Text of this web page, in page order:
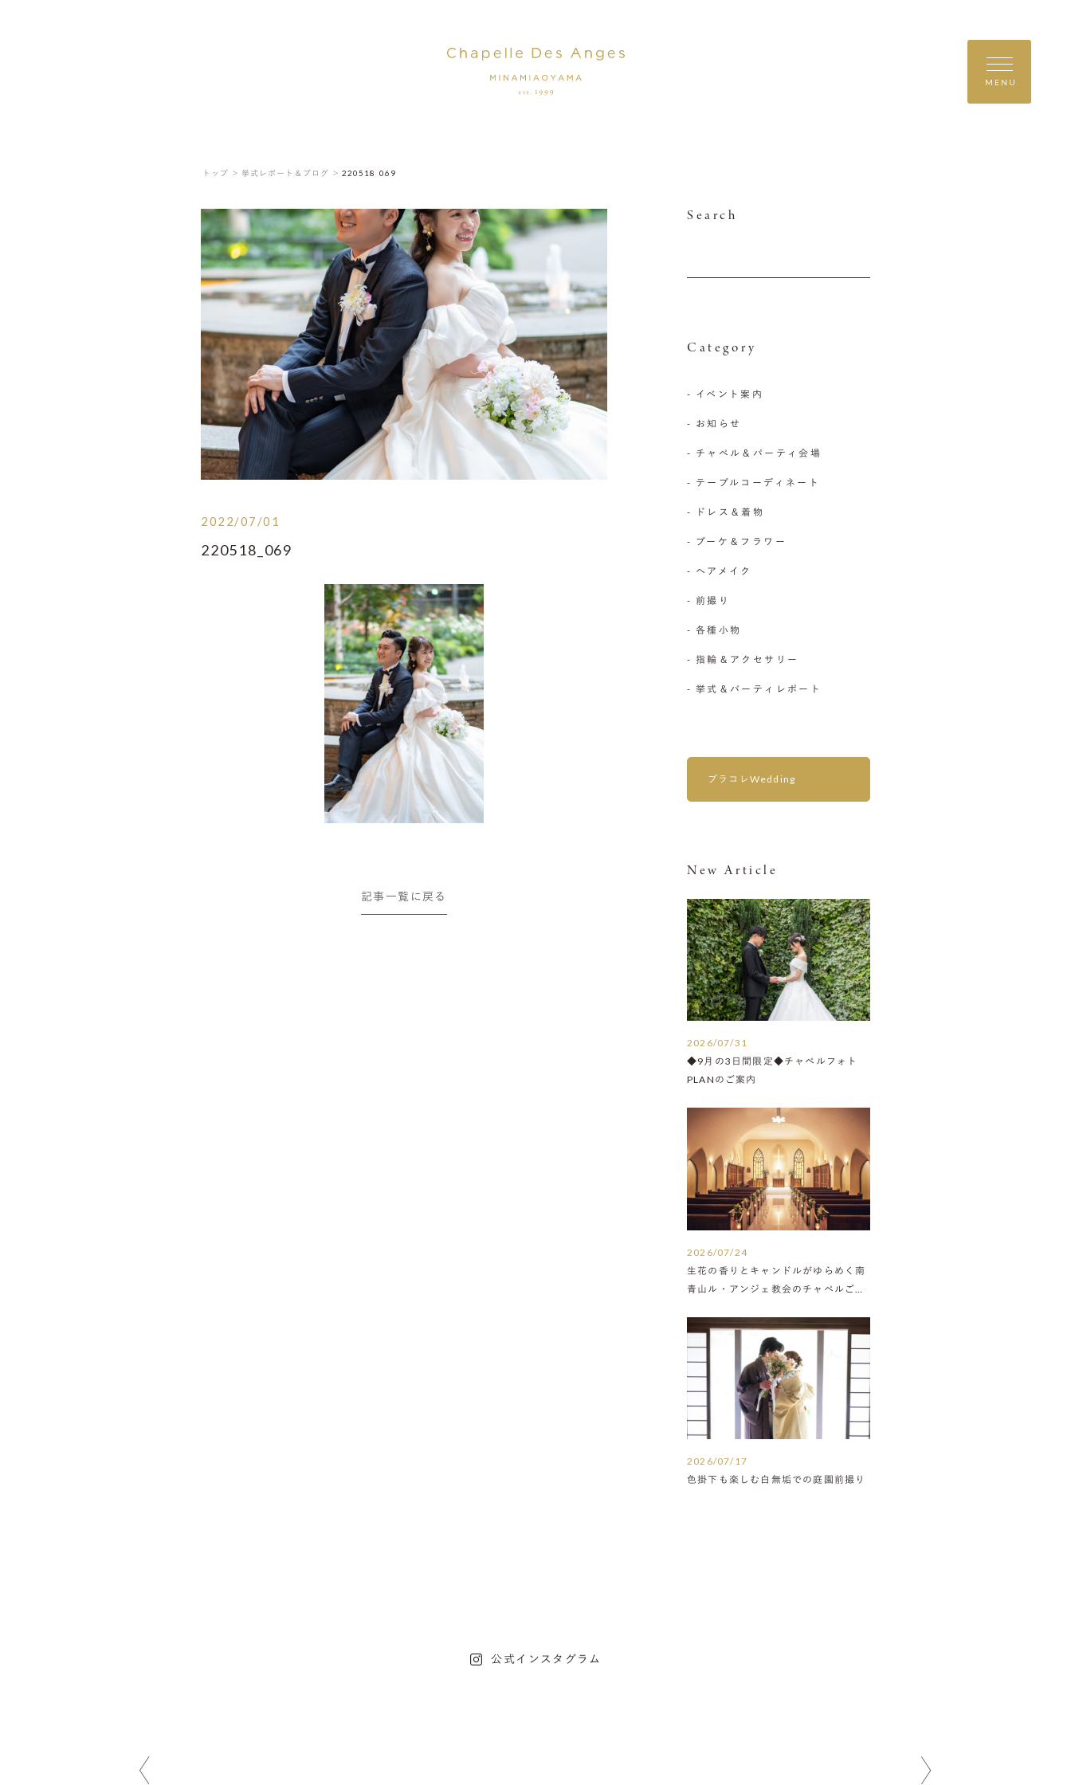
MENU
トップ ＞ 挙式レポート＆ブログ ＞ 220518_069
2022/07/01
220518_069
記事一覧に戻る
Search
Category
- イベント案内
- お知らせ
- チャペル＆パーティ会場
- テーブルコーディネート
- ドレス＆着物
- ブーケ＆フラワー
- ヘアメイク
- 前撮り
- 各種小物
- 指輪＆アクセサリー
- 挙式＆パーティレポート
プラコレWedding
New Article
2026/07/31
◆9月の3日間限定◆チャペルフォト
PLANのご案内
2026/07/24
生花の香りとキャンドルがゆらめく南
青山ル・アンジェ教会のチャペルご紹
2026/07/17
色掛下も楽しむ白無垢での庭園前撮り
公式インスタグラム